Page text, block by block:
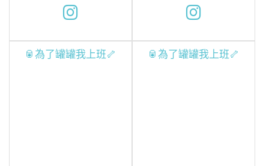
🥫為了罐罐我上班🦴 🥫為了罐罐我上班🦴